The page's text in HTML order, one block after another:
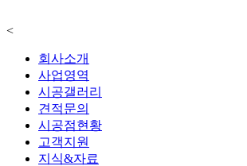
<
회사소개
사업영역
시공갤러리
견적문의
시공점현황
고객지원
지식&자료